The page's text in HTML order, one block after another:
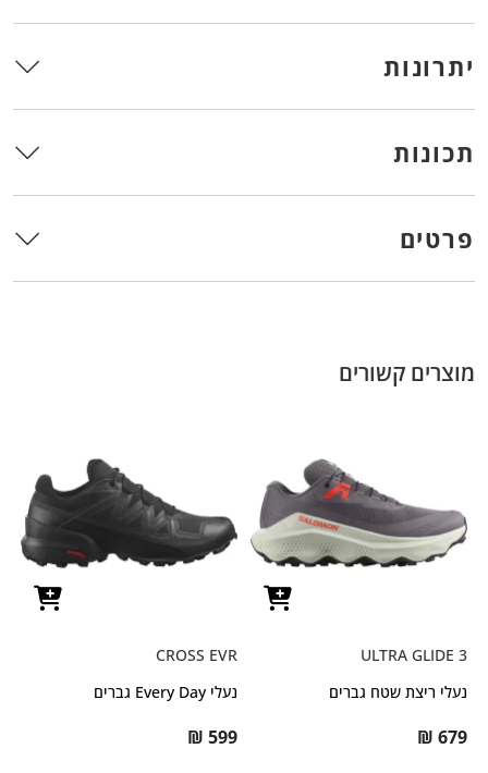
יתרונות
תכונות
פרטים
מוצרים קשורים
ULTRA GLIDE 3
נעלי ריצת שטח גברים
₪ 679
CROSS EVR
נעלי Every Day גברים
₪ 599